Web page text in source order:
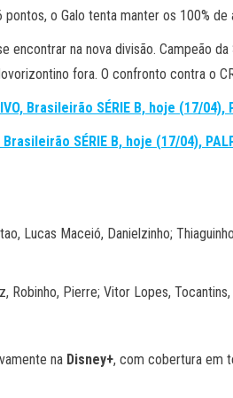
pontos, o Galo tenta manter os 100%
encontrar na nova divisão. Campeão
fora. O confronto contra o
Brasileirão SÉRIE B, hoje (17/04),
SÉRIE B, hoje (17/04),
Lucas Maceió, Danielzinho;
Robinho, Pierre; Vitor Lopes, Tocantins,
na Disney+, com cobertura em